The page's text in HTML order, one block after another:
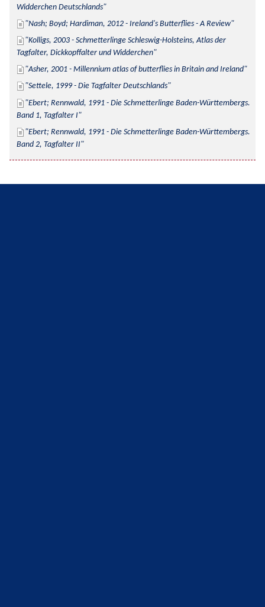
Widderchen Deutschlands
Nash; Boyd; Hardiman, 2012 - Ireland's Butterflies - A Review
Kolligs, 2003 - Schmetterlinge Schleswig-Holsteins, Atlas der
Tagfalter, Dickkopffalter und Widderchen
Asher, 2001 - Millennium atlas of butterflies in Britain and Ireland
Settele, 1999 - Die Tagfalter Deutschlands
Ebert; Rennwald, 1991 - Die Schmetterlinge Baden-Württembergs.
Band 1, Tagfalter I
Ebert; Rennwald, 1991 - Die Schmetterlinge Baden-Württembergs.
Band 2, Tagfalter II